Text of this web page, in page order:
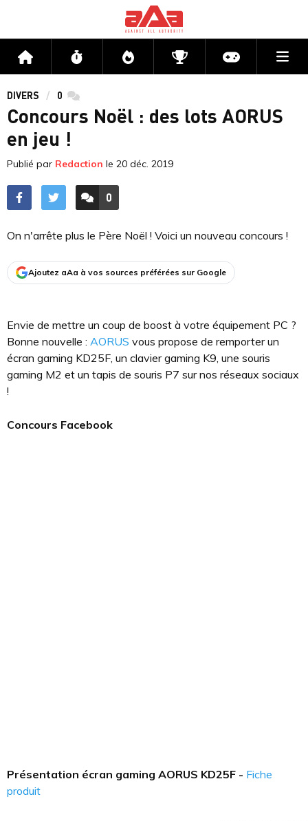
Accueil Flux Directs CompétitionsActu jeux
DIVERS 0 commentaires
Concours Noël : des lots AORUS
en jeu !
Publié par Redaction le 20 déc. 2019
ACCÉDER AUX
0
COMMENTAIRES
On n'arrête plus le Père Noël ! Voici un nouveau concours !
Ajoutez aAa à vos sources préférées sur Google
Envie de mettre un coup de boost à votre équipement PC ?
Bonne nouvelle : AORUS vous propose de remporter un
écran gaming KD25F, un clavier gaming K9, une souris
gaming M2 et un tapis de souris P7 sur nos réseaux sociaux
!
Concours Facebook
Présentation écran gaming AORUS KD25F - Fiche
produit